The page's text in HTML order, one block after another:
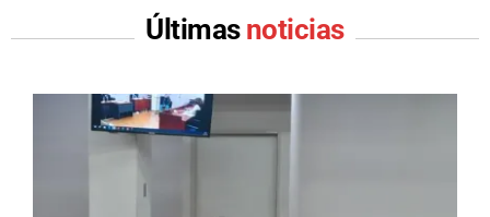
Últimas noticias